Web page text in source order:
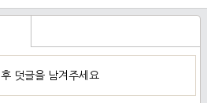
후 덧글을 남겨주세요